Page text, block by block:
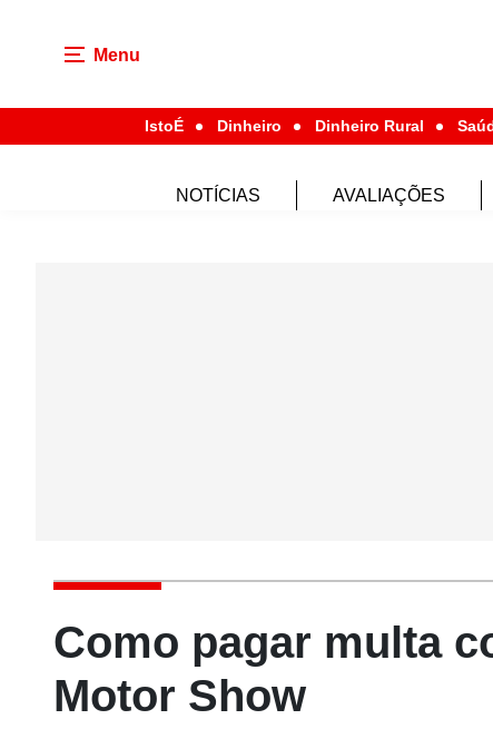
Menu
IstoÉ Dinheiro Dinheiro Rural
NOTÍCIAS AVALIAÇÕES
Como pagar multa
Motor Show